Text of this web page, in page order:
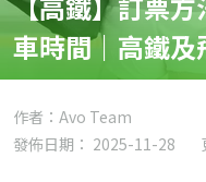
車時間｜高鐵
作者：Avo Team
發佈日期： 2025-11-28